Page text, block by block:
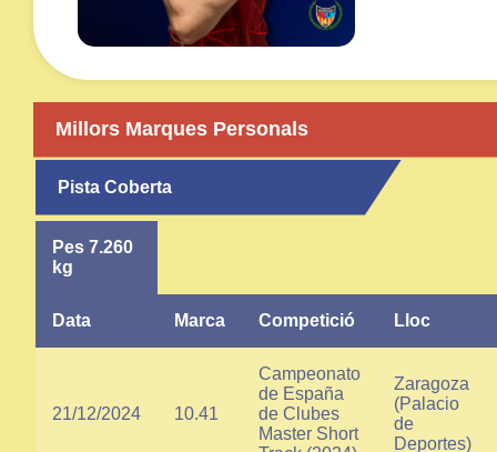
Millors Marques Personals
Pista Coberta
Pes 7.260
kg
Data Marca Competició Lloc
21/12/2024 10.41
Campeonato
de España
de Clubes
Master Short
Zaragoza
(Palacio
de
Deportes)